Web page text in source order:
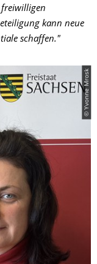
freiwilligen
kann neue
schaffen."
© Yvonne Mrosk